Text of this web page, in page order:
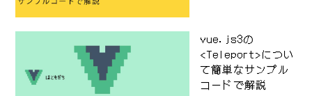
vue.js3の
<Teleport>につい
て簡単なサンプル
コードで解説